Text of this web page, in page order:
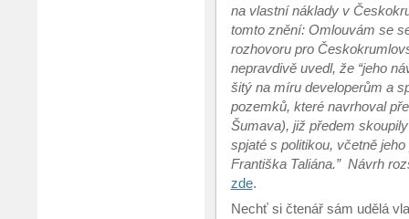
na vlastní náklady v
tomto znění: Omlouvám se
rozhovoru pro
nepravdivě uvedl, že “jeho
šitý na míru developerům a
pozemků, které navrhoval
Šumava), již předem
spjaté s politikou, včetně
Františka Taliána.” Návrh
zde.
Nechť si čtenář sám udělá